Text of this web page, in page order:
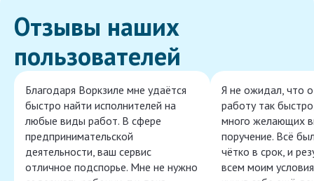
Отзывы наших
пользователей
Благодаря Воркзиле мне удаётся
быстро найти исполнителей на
любые виды работ. В сфере
предпринимательской
деятельности, ваш сервис
отличное подспорье. Мне не нужно
Я не ожидал, что
работу так
много желающих
поручение. Всё
чётко в срок, и
всем моим